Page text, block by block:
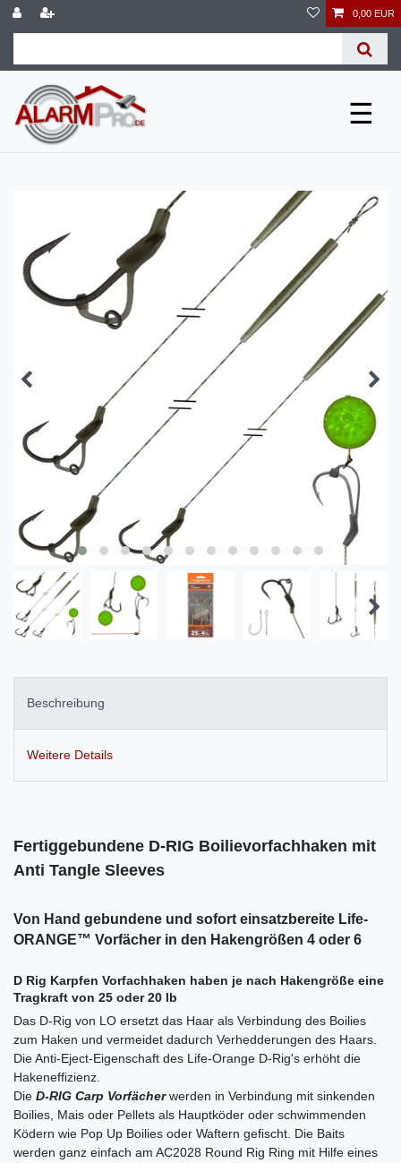
0,00 EUR
☰
Beschreibung
Weitere Details
Fertiggebundene D-RIG Boilievorfachhaken mit
Anti Tangle Sleeves
Von Hand gebundene und sofort einsatzbereite Life-
ORANGE™ Vorfächer in den Hakengrößen 4 oder 6
D Rig Karpfen Vorfachhaken haben je nach Hakengröße eine
Tragkraft von 25 oder 20 lb
Das D-Rig von LO ersetzt das Haar als Verbindung des Boilies
zum Haken und vermeidet dadurch Verhedderungen des Haars.
Die Anti-Eject-Eigenschaft des Life-Orange D-Rig's erhöht die
Hakeneffizienz.
Die D-RIG Carp Vorfächerwerden in Verbindung mit sinkenden
Boilies, Mais oder Pellets als Hauptköder oder schwimmenden
Ködern wie Pop Up Boilies oder Waftern gefischt. Die Baits
werden ganz einfach am AC2028 Round Rig Ring mit Hilfe eines